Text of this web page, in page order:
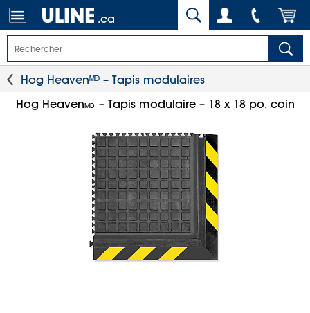
.ca
Hog Heavenᴹᴰ – Tapis modulaires
Hog HeavenMD – Tapis modulaire – 18 x 18 po, coin